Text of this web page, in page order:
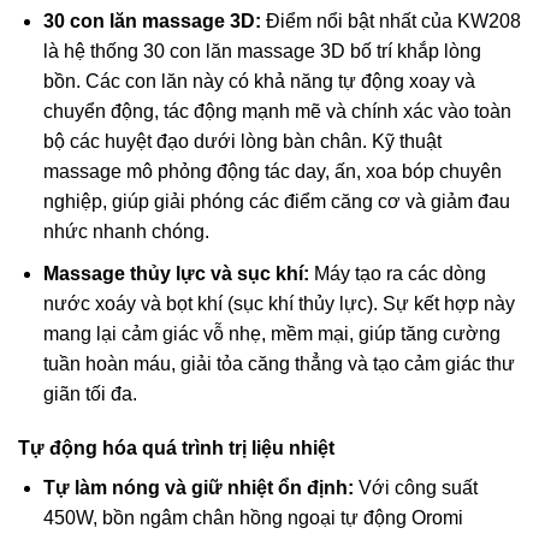
30 con lăn massage 3D: Điểm nổi bật nhất của KW208
là hệ thống 30 con lăn massage 3D bố trí khắp lòng
bồn. Các con lăn này có khả năng tự động xoay và
chuyển động, tác động mạnh mẽ và chính xác vào toàn
bộ các huyệt đạo dưới lòng bàn chân. Kỹ thuật
massage mô phỏng động tác day, ấn, xoa bóp chuyên
nghiệp, giúp giải phóng các điểm căng cơ và giảm đau
nhức nhanh chóng.
Massage thủy lực và sục khí: Máy tạo ra các dòng
nước xoáy và bọt khí (sục khí thủy lực). Sự kết hợp này
mang lại cảm giác vỗ nhẹ, mềm mại, giúp tăng cường
tuần hoàn máu, giải tỏa căng thẳng và tạo cảm giác thư
giãn tối đa.
Tự động hóa quá trình trị liệu nhiệt
Tự làm nóng và giữ nhiệt ổn định: Với công suất
450W, bồn ngâm chân hồng ngoại tự động Oromi